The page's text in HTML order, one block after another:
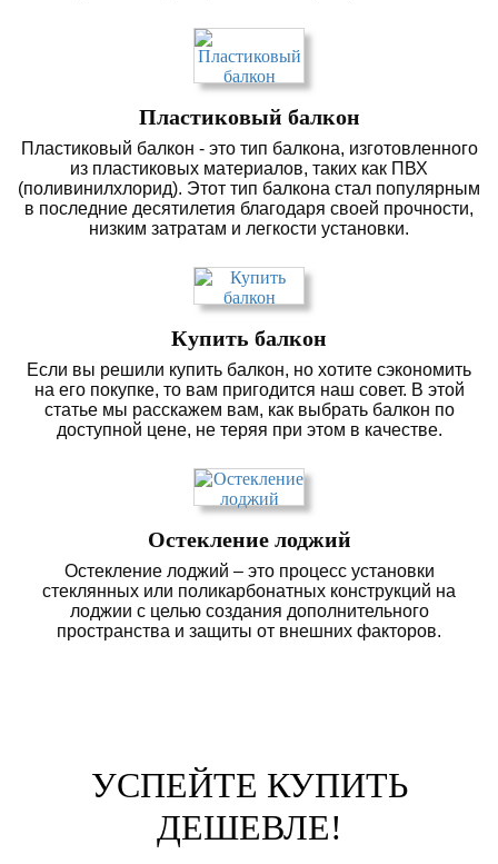
Пластиковый балкон
Пластиковый балкон - это тип балкона, изготовленного
из пластиковых материалов, таких как ПВХ
(поливинилхлорид). Этот тип балкона стал популярным
в последние десятилетия благодаря своей прочности,
низким затратам и легкости установки.
Купить балкон
Если вы решили купить балкон, но хотите сэкономить
на его покупке, то вам пригодится наш совет. В этой
статье мы расскажем вам, как выбрать балкон по
доступной цене, не теряя при этом в качестве.
Остекление лоджий
Остекление лоджий – это процесс установки
стеклянных или поликарбонатных конструкций на
лоджии с целью создания дополнительного
пространства и защиты от внешних факторов.
УСПЕЙТЕ КУПИТЬ
ДЕШЕВЛЕ!